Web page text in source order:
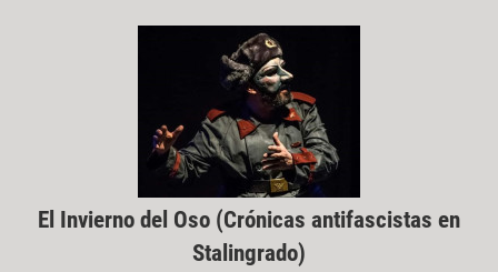
El Invierno del Oso (Crónicas antifascistas en
Stalingrado)